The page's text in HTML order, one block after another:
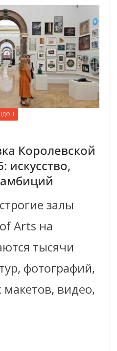
Королевской
искусство,
залы
Arts на
тысячи
фотографий,
макетов, видео,